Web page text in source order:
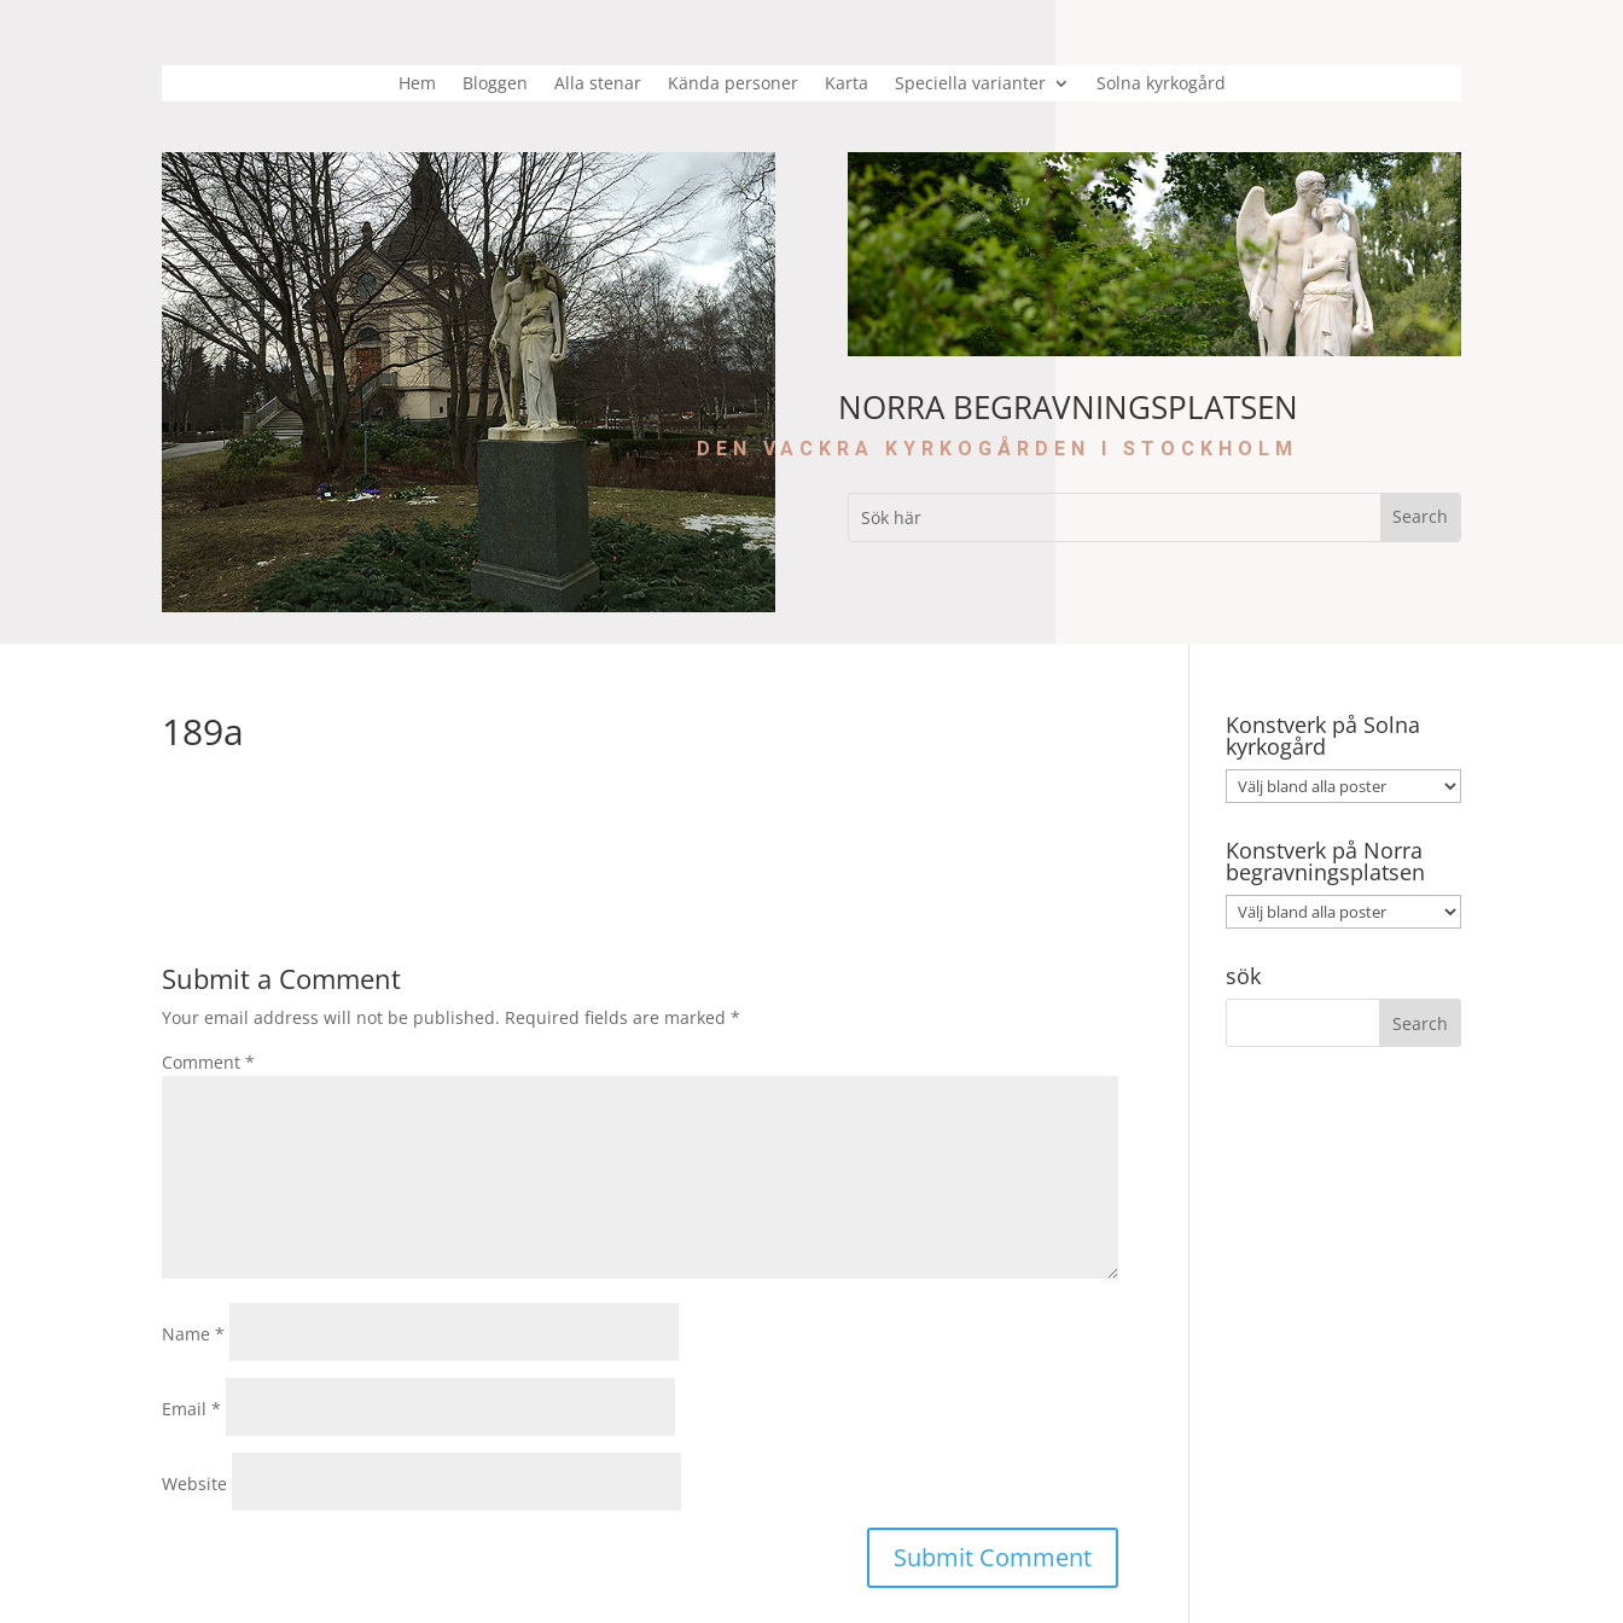
Hem Bloggen Alla stenar Kända personer Karta Speciella varianter Solna kyrkogård
NORRA BEGRAVNINGSPLATSEN
DEN VACKRA KYRKOGÅRDEN I STOCKHOLM
189a
Submit a Comment
Your email address will not be published. Required fields are marked*
Comment*
Name*
Email*
Website
Konstverk på Solna
kyrkogård
Konstverk på Norra
begravningsplatsen
sök